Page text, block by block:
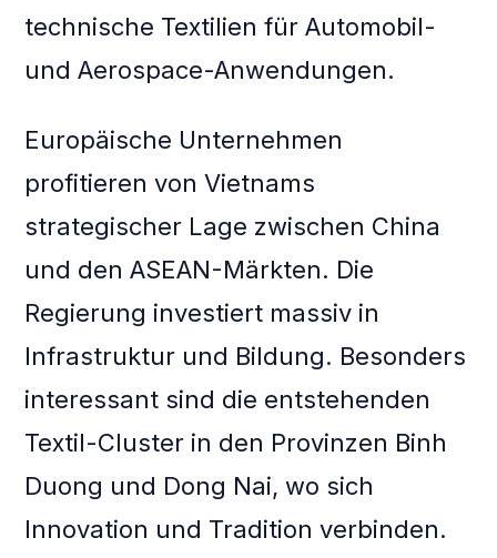
technische Textilien für Automobil-
und Aerospace-Anwendungen.
Europäische Unternehmen
profitieren von Vietnams
strategischer Lage zwischen China
und den ASEAN-Märkten. Die
Regierung investiert massiv in
Infrastruktur und Bildung. Besonders
interessant sind die entstehenden
Textil-Cluster in den Provinzen Binh
Duong und Dong Nai, wo sich
Innovation und Tradition verbinden.